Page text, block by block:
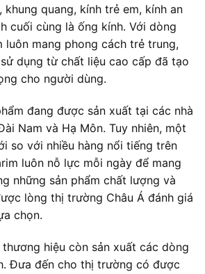
khung quang, kính trẻ em, kính an
cuối cùng là ống kính. Với dòng
luôn mang phong cách trẻ trung,
dụng từ chất liệu cao cấp đã tạo
cho người dùng.
đang được sản xuất tại các nhà
Nam và Hạ Môn. Tuy nhiên, một
so với nhiều hàng nổi tiếng trên
luôn nỗ lực mỗi ngày để mang
những sản phẩm chất lượng và
lòng thị trường Châu Á đánh giá
chọn.
hiệu còn sản xuất các dòng
Đưa đến cho thị trường có được